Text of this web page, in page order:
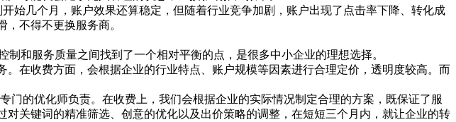
始几个月，账户效果还算稳定，但随着行业竞争加剧，账户出现了点击率下降、转化成
不得不更换服务商。
和服务质量之间找到了一个相对平衡的点，是很多中小企业的理想选择。
在收费方面，会根据企业的行业特点、账户规模等因素进行合理定价，透明度较高。而
的优化师负责。在收费上，我们会根据企业的实际情况制定合理的方案，既保证了服
关键词的精准筛选、创意的优化以及出价策略的调整，在短短三个月内，就让企业的转